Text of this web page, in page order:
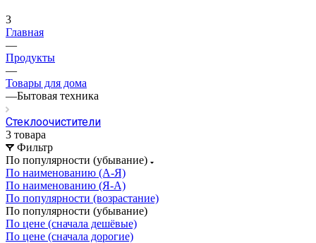
3
Главная
—
Продукты
—
Товары для дома
—Бытовая техника
Стеклоочистители
3 товара
Фильтр
По популярности (убывание)
По наименованию (А-Я)
По наименованию (Я-А)
По популярности (возрастание)
По популярности (убывание)
По цене (сначала дешёвые)
По цене (сначала дорогие)